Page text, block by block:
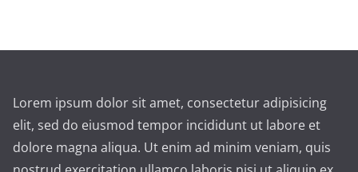
Lorem ipsum dolor sit amet, consectetur adipisicing
elit, sed do eiusmod tempor incididunt ut labore et
dolore magna aliqua. Ut enim ad minim veniam, quis